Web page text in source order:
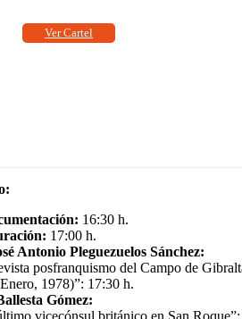
16:30 h.
17:00 h.
Antonio Pleguezuelos Sánchez:
posfranquismo del Campo de
1978)”: 17:30 h.
Gómez:
vicecónsul británico en San Roque”:
Ver Cartel